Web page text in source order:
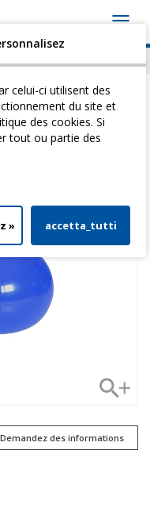
>Ballons De Gym>
Demandez des informations
celui-ci utilisent des
du site et
des cookies. Si
tout ou partie des
» accetta_tutti